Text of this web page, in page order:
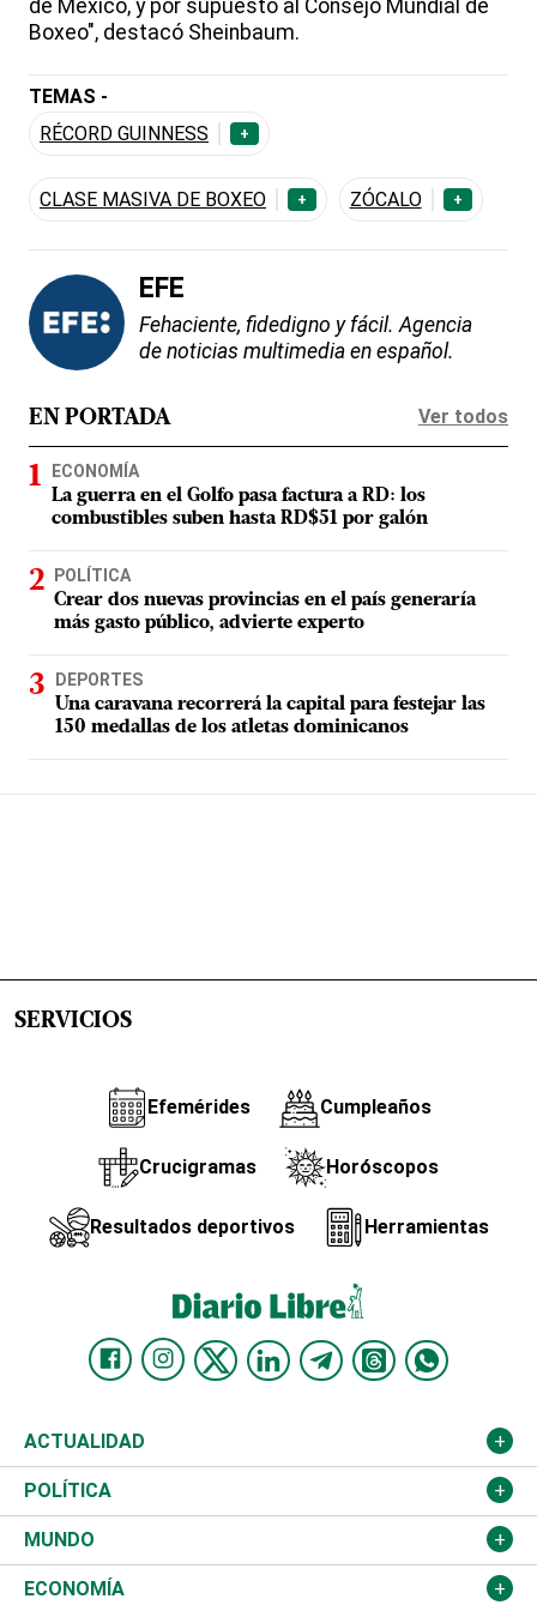
de México, y por supuesto al Consejo Mundial de
Boxeo", destacó Sheinbaum.
TEMAS -
RÉCORD GUINNESS
+
CLASE MASIVA DE BOXEO + ZÓCALO +
EFE
Fehaciente, fidedigno y fácil. Agencia
de noticias multimedia en español.
EN PORTADA Ver todos
ECONOMÍA
La guerra en el Golfo pasa factura a RD: los
combustibles suben hasta RD$51 por galón
POLÍTICA
Crear dos nuevas provincias en el país generaría
más gasto público, advierte experto
DEPORTES
Una caravana recorrerá la capital para festejar las
150 medallas de los atletas dominicanos
SERVICIOS
Efemérides Cumpleaños
Crucigramas Horóscopos
Resultados deportivos Herramientas
ACTUALIDAD
Nacional
Ciudad
Educación
POLÍTICA
Partidos
JCE
MUNDO
Estados Unidos
ECONOMÍA